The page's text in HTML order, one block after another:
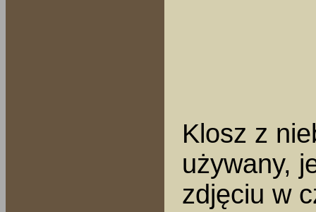
Klosz z
używany,
zdjęciu w